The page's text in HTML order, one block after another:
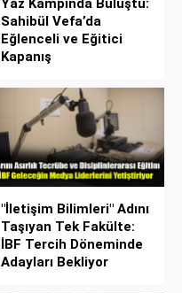
Yaz Kampında Buluştu:
Sahibül Vefa’da
Eğlenceli ve Eğitici
Kapanış
"İletişim Bilimleri" Adını
Taşıyan Tek Fakülte:
İBF Tercih Döneminde
Adayları Bekliyor